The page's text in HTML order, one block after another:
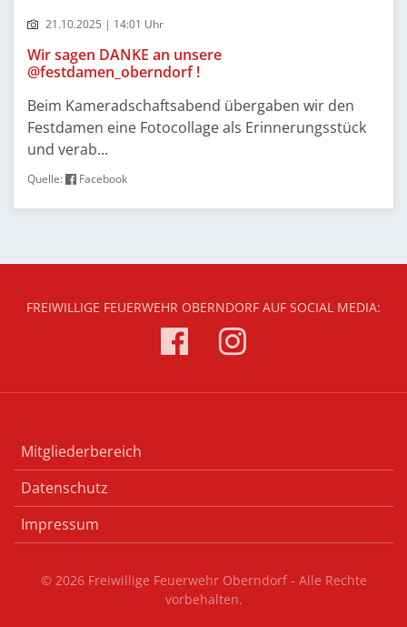
21.10.2025 | 14:01 Uhr
Wir sagen DANKE an unsere
@festdamen_oberndorf !
Beim Kameradschaftsabend übergaben wir den
Festdamen eine Fotocollage als Erinnerungsstück
und verab...
Quelle: Facebook
FREIWILLIGE FEUERWEHR OBERNDORF AUF SOCIAL MEDIA:
Mitgliederbereich
Datenschutz
Impressum
© 2026 Freiwillige Feuerwehr Oberndorf - Alle Rechte
vorbehalten.